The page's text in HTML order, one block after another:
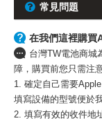
常見問題
在我們這裡購買
台灣TW電池商城
障，購買前您只需注
1. 確定自己需要
填寫設備的型號便於
2. 填寫有效的收件地